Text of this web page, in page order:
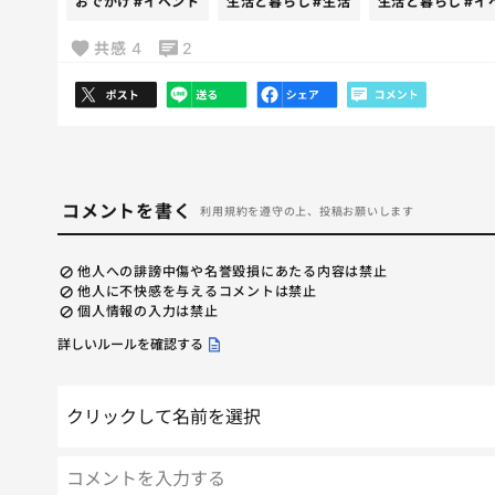
共感 4 2
コメントを書く 利用規約を遵守の上、投稿お願いします
他人への誹謗中傷や名誉毀損にあたる内容は禁止
他人に不快感を与えるコメントは禁止
個人情報の入力は禁止
詳しいルールを確認する
クリックして名前を選択